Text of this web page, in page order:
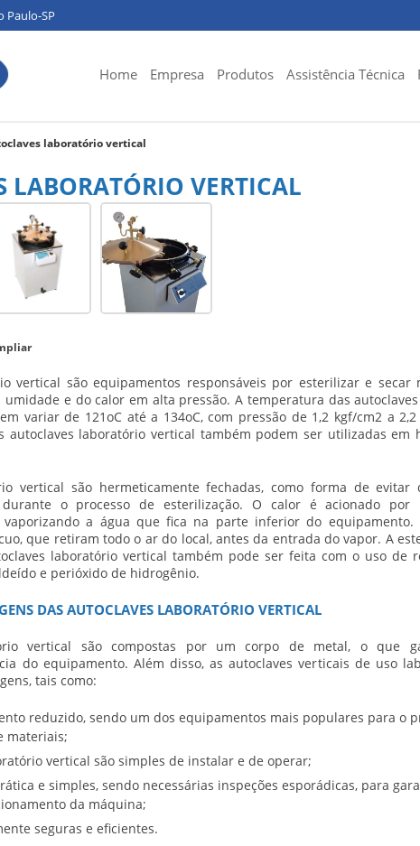
Paulo-SP
Home Empresa Produtos Assistência Técnica
laboratório vertical
LABORATÓRIO VERTICAL
vertical são equipamentos responsáveis por esterilizar e secar
e do calor em alta pressão. A temperatura das
variar de 121oC até a 134oC, com pressão de 1,2 kgf/cm2 a 2,2
autoclaves laboratório vertical também podem ser utilizadas em
vertical são hermeticamente fechadas, como forma de evitar
durante o processo de esterilização. O calor é acionado por
a água que fica na parte inferior do equipamento.
que retiram todo o ar do local, antes da entrada do vapor. A
laboratório vertical também pode ser feita com o uso de
e perióxido de hidrogênio.
DAS AUTOCLAVES LABORATÓRIO VERTICAL
vertical são compostas por um corpo de metal, o que
do equipamento. Além disso, as autoclaves verticais de uso
tais como:
reduzido, sendo um dos equipamentos mais populares para o
materiais;
vertical são simples de instalar e de operar;
e simples, sendo necessárias inspeções esporádicas, para
da máquina;
seguras e eficientes.